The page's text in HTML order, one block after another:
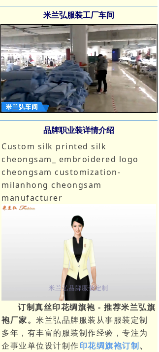
Custom silk printed silk
cheongsam_ embroidered logo
cheongsam customization-
milanhong cheongsam
manufacturer
订制真丝印花绸旗袍 - 推荐米兰弘旗
袍厂家。 米兰弘品牌服装从事服装定制
多年，有丰富的服装制作经验，专注为
企事业单位设计制作印花绸旗袍订制、
Mute Loaded
0%
Progress:
0%
米兰弘服装工厂车间
品牌职业装详情介绍